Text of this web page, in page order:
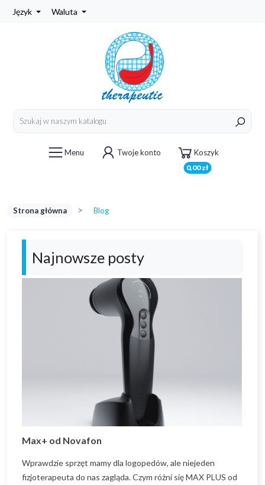
Język Waluta
Menu Twoje konto Koszyk
0,00 zł
Strona główna Blog
Najnowsze posty
Max+ od Novafon
Wprawdzie sprzęt mamy dla logopedów, ale niejeden
fizjoterapeuta do nas zagląda. Czym różni się MAX PLUS od